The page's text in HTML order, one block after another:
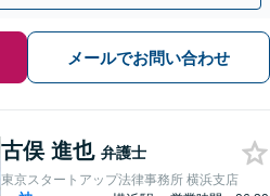
メールでお問い合わせ
古俣 進也 弁護士
東京スタートアップ法律事務所 横浜支店